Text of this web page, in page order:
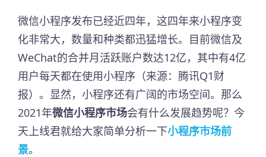
微信小程序发布已经近四年，这四年来小程序变
化非常大，数量和种类都迅猛增长。目前微信及
WeChat的合并月活跃账户数达12亿，其中有4亿
用户每天都在使用小程序（来源：腾讯Q1财
报）。显然，小程序还有广阔的市场空间。那么
2021年微信小程序市场会有什么发展趋势呢？今
天上线君就给大家简单分析一下小程序市场前
景。